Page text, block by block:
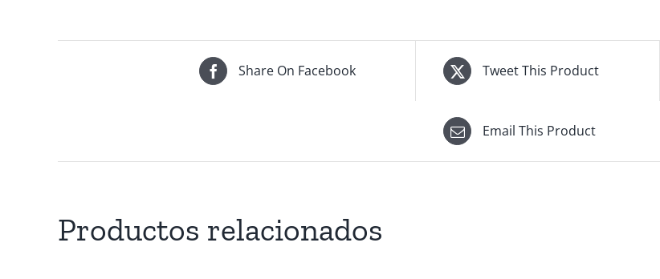
Share On Facebook Tweet This Product
Email This Product
Productos relacionados